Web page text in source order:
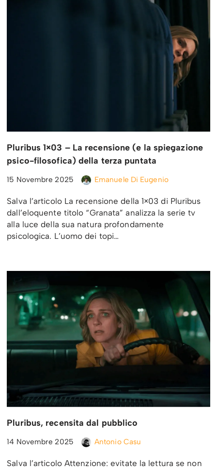
Pluribus 1×03 – La recensione (e la spiegazione
psico-filosofica) della terza puntata
15 Novembre 2025 Emanuele Di Eugenio
Salva l’articolo La recensione della 1×03 di Pluribus
dall’eloquente titolo “Granata” analizza la serie tv
alla luce della sua natura profondamente
psicologica. L’uomo dei topi…
Pluribus, recensita dal pubblico
14 Novembre 2025 Antonio Casu
Salva l’articolo Attenzione: evitate la lettura se non